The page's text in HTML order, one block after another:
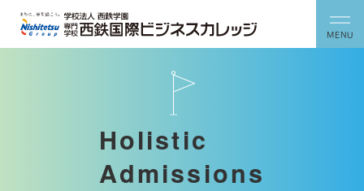
MENU
Holistic
Admissions